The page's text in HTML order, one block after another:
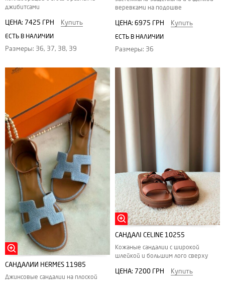
джибитсами
ЦЕНА: 7425 ГРН Купить
ЕСТЬ В НАЛИЧИИ
Размеры: 36, 37, 38, 39
веревками на подошве
ЦЕНА: 6975 ГРН Купить
ЕСТЬ В НАЛИЧИИ
Размеры: 36
САНДАЛИИ HERMES 11985
Джинсовые сандалии на плоской
САНДАЛІ CELINE 10255
Кожаные сандалии с широкой
шлейкой и большим лого сверху
ЦЕНА: 7200 ГРН Купить